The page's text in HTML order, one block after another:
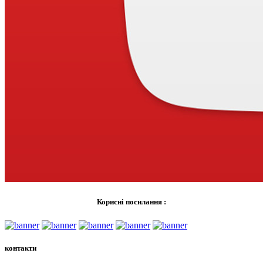
Корисні посилання :
контакти